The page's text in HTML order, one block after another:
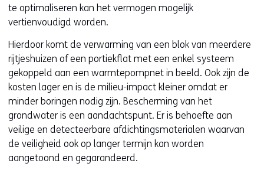
te optimaliseren kan het vermogen mogelijk
vertienvoudigd worden.
Hierdoor komt de verwarming van een blok van meerdere
rijtjeshuizen of een portiekflat met een enkel systeem
gekoppeld aan een warmtepompnet in beeld. Ook zijn de
kosten lager en is de milieu-impact kleiner omdat er
minder boringen nodig zijn. Bescherming van het
grondwater is een aandachtspunt. Er is behoefte aan
veilige en detecteerbare afdichtingsmaterialen waarvan
de veiligheid ook op langer termijn kan worden
aangetoond en gegarandeerd.